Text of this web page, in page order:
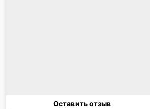
Оставить отзыв